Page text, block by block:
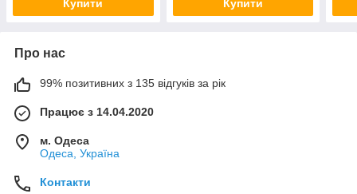
Купити Купити
Про нас
99% позитивних з 135 відгуків за рік
Працює з 14.04.2020
м. Одеса
Одеса, Україна
Контакти